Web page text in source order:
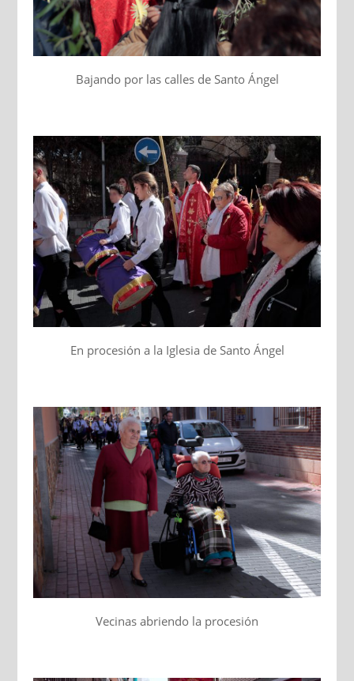
Bajando por las calles de Santo Ángel
En procesión a la Iglesia de Santo Ángel
Vecinas abriendo la procesión